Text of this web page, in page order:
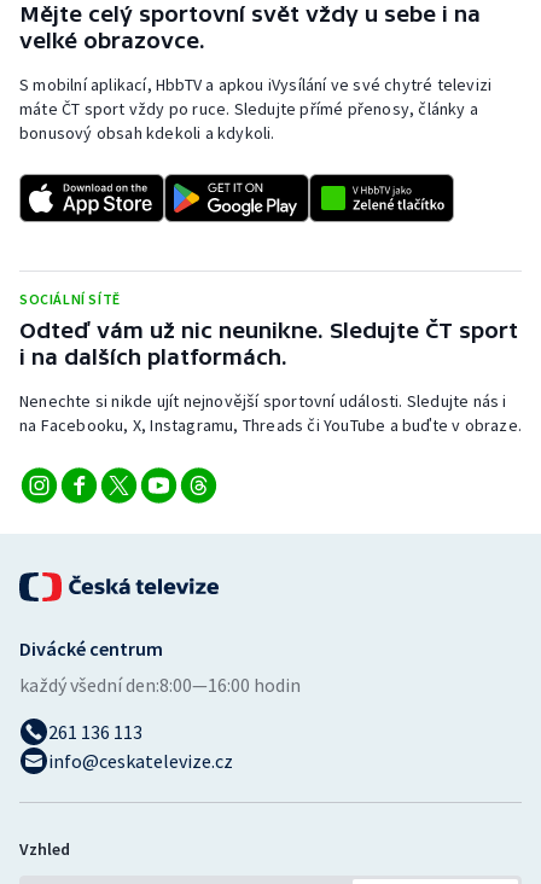
Ostatní
Mějte celý sportovní svět vždy u sebe i na
velké obrazovce.
S mobilní aplikací, HbbTV a apkou iVysílání ve své chytré televizi
máte ČT sport vždy po ruce. Sledujte přímé přenosy, články a
bonusový obsah kdekoli a kdykoli.
SOCIÁLNÍ SÍTĚ
Odteď vám už nic neunikne. Sledujte ČT sport
i na dalších platformách.
Nenechte si nikde ujít nejnovější sportovní události. Sledujte nás i
na Facebooku, X, Instagramu, Threads či YouTube a buďte v obraze.
Divácké centrum
každý všední den:8:00—16:00 hodin
261 136 113
info@ceskatelevize.cz
Vzhled